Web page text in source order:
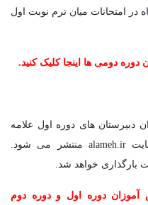
هم از ۶ تا ۲۰ آبان ماه در امتحانات میان ترم نوبت اول
دوره دومی ها اینجا کلیک کنید.
دبیرستان های دوره اول علامه
طباطبایی، بعد از پایان آزمون در سایت alameh.ir منتشر می شود.
بارگذاری خواهد شد.
آموزان دوره اول و دوره دوم